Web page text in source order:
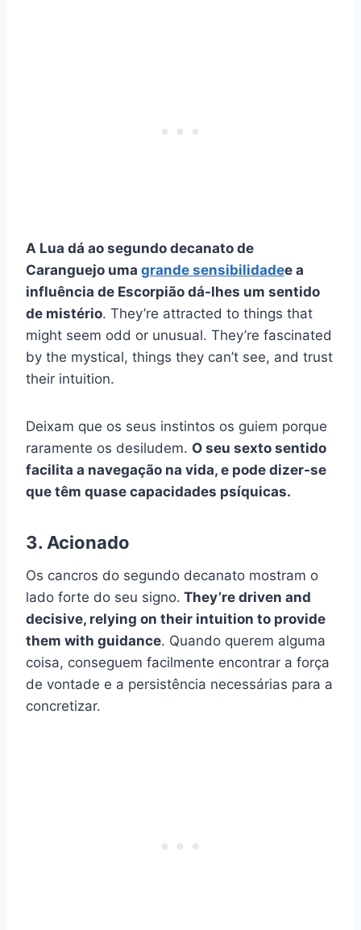
A Lua dá ao segundo decanato de
Caranguejo uma grande sensibilidadee a
influência de Escorpião dá-lhes um sentido
de mistério. They’re attracted to things that
might seem odd or unusual. They’re fascinated
by the mystical, things they can’t see, and trust
their intuition.
Deixam que os seus instintos os guiem porque
raramente os desiludem. O seu sexto sentido
facilita a navegação na vida, e pode dizer-se
que têm quase capacidades psíquicas.
3. Acionado
Os cancros do segundo decanato mostram o
lado forte do seu signo. They’re driven and
decisive, relying on their intuition to provide
them with guidance. Quando querem alguma
coisa, conseguem facilmente encontrar a força
de vontade e a persistência necessárias para a
concretizar.